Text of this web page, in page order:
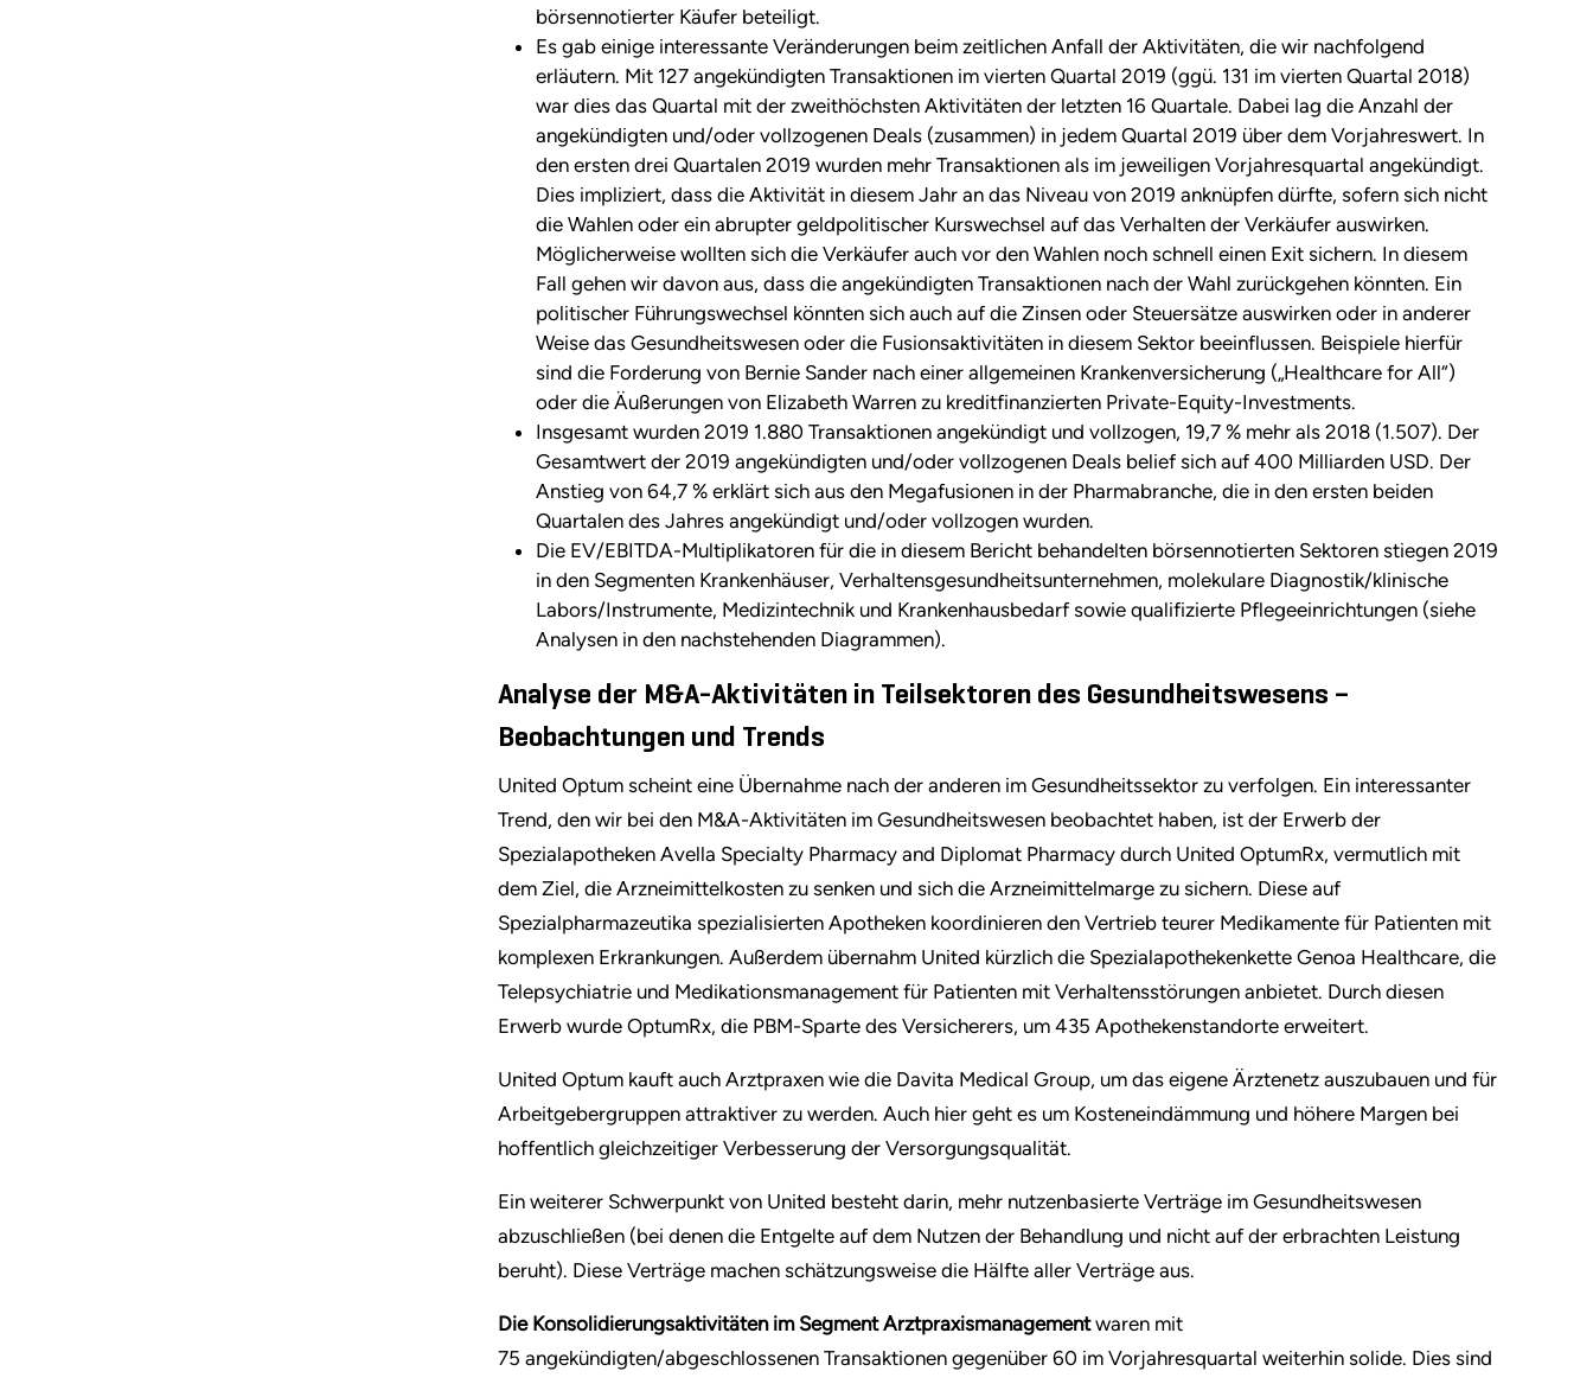
börsennotierter Käufer beteiligt.
Es gab einige interessante Veränderungen beim zeitlichen Anfall der Aktivitäten, die wir nachfolgend
erläutern. Mit 127 angekündigten Transaktionen im vierten Quartal 2019 (ggü. 131 im vierten Quartal 2018)
war dies das Quartal mit der zweithöchsten Aktivitäten der letzten 16 Quartale. Dabei lag die Anzahl der
angekündigten und/oder vollzogenen Deals (zusammen) in jedem Quartal 2019 über dem Vorjahreswert. In
den ersten drei Quartalen 2019 wurden mehr Transaktionen als im jeweiligen Vorjahresquartal angekündigt.
Dies impliziert, dass die Aktivität in diesem Jahr an das Niveau von 2019 anknüpfen dürfte, sofern sich nicht
die Wahlen oder ein abrupter geldpolitischer Kurswechsel auf das Verhalten der Verkäufer auswirken.
Möglicherweise wollten sich die Verkäufer auch vor den Wahlen noch schnell einen Exit sichern. In diesem
Fall gehen wir davon aus, dass die angekündigten Transaktionen nach der Wahl zurückgehen könnten. Ein
politischer Führungswechsel könnten sich auch auf die Zinsen oder Steuersätze auswirken oder in anderer
Weise das Gesundheitswesen oder die Fusionsaktivitäten in diesem Sektor beeinflussen. Beispiele hierfür
sind die Forderung von Bernie Sander nach einer allgemeinen Krankenversicherung („Healthcare for All“)
oder die Äußerungen von Elizabeth Warren zu kreditfinanzierten Private-Equity-Investments.
Insgesamt wurden 2019 1.880 Transaktionen angekündigt und vollzogen, 19,7 % mehr als 2018 (1.507). Der
Gesamtwert der 2019 angekündigten und/oder vollzogenen Deals belief sich auf 400 Milliarden USD. Der
Anstieg von 64,7 % erklärt sich aus den Megafusionen in der Pharmabranche, die in den ersten beiden
Quartalen des Jahres angekündigt und/oder vollzogen wurden.
Die EV/EBITDA-Multiplikatoren für die in diesem Bericht behandelten börsennotierten Sektoren stiegen 2019
in den Segmenten Krankenhäuser, Verhaltensgesundheitsunternehmen, molekulare Diagnostik/klinische
Labors/Instrumente, Medizintechnik und Krankenhausbedarf sowie qualifizierte Pflegeeinrichtungen (siehe
Analysen in den nachstehenden Diagrammen).
Analyse der M&A-Aktivitäten in Teilsektoren des Gesundheitswesens –
Beobachtungen und Trends
United Optum scheint eine Übernahme nach der anderen im Gesundheitssektor zu verfolgen. Ein interessanter
Trend, den wir bei den M&A-Aktivitäten im Gesundheitswesen beobachtet haben, ist der Erwerb der
Spezialapotheken Avella Specialty Pharmacy and Diplomat Pharmacy durch United OptumRx, vermutlich mit
dem Ziel, die Arzneimittelkosten zu senken und sich die Arzneimittelmarge zu sichern. Diese auf
Spezialpharmazeutika spezialisierten Apotheken koordinieren den Vertrieb teurer Medikamente für Patienten mit
komplexen Erkrankungen. Außerdem übernahm United kürzlich die Spezialapothekenkette Genoa Healthcare, die
Telepsychiatrie und Medikationsmanagement für Patienten mit Verhaltensstörungen anbietet. Durch diesen
Erwerb wurde OptumRx, die PBM-Sparte des Versicherers, um 435 Apothekenstandorte erweitert.
United Optum kauft auch Arztpraxen wie die Davita Medical Group, um das eigene Ärztenetz auszubauen und für
Arbeitgebergruppen attraktiver zu werden. Auch hier geht es um Kosteneindämmung und höhere Margen bei
hoffentlich gleichzeitiger Verbesserung der Versorgungsqualität.
Ein weiterer Schwerpunkt von United besteht darin, mehr nutzenbasierte Verträge im Gesundheitswesen
abzuschließen (bei denen die Entgelte auf dem Nutzen der Behandlung und nicht auf der erbrachten Leistung
beruht). Diese Verträge machen schätzungsweise die Hälfte aller Verträge aus.
Die Konsolidierungsaktivitäten im Segment Arztpraxismanagementwaren mit
75 angekündigten/abgeschlossenen Transaktionen gegenüber 60 im Vorjahresquartal weiterhin solide. Dies sind